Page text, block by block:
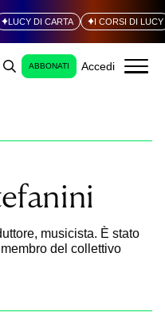
LUCY DI CARTA I CORSI DI LUCY
ABBONATI Accedi
musicista. È stato
del collettivo